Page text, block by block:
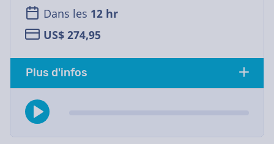
Dans les 12 hr
US$ 274,95
Plus d'infos